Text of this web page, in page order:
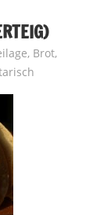
, Brot,